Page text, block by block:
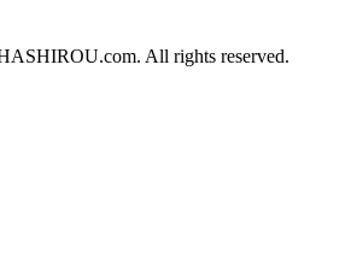
All rights reserved.